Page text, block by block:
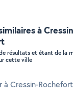
à
résultats et étant de la
cette ville
à Cressin-Rochefort